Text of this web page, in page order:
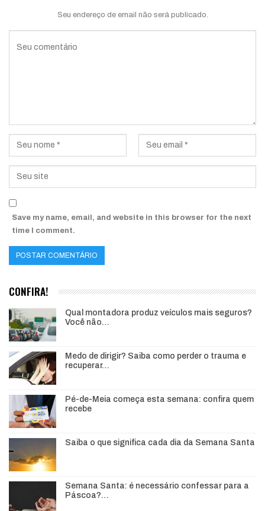
Seu endereço de email não será publicado.
Save my name, email, and website in this browser for the next
time I comment.
CONFIRA!
Qual montadora produz veículos mais seguros?
Você não…
Medo de dirigir? Saiba como perder o trauma e
recuperar…
Pé-de-Meia começa esta semana: confira quem
recebe
Saiba o que significa cada dia da Semana Santa
Semana Santa: é necessário confessar para a
Páscoa?…